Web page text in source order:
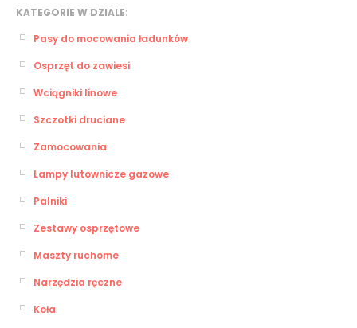
KATEGORIE W DZIALE:
Pasy do mocowania ładunków
Osprzęt do zawiesi
Wciągniki linowe
Szczotki druciane
Zamocowania
Lampy lutownicze gazowe
Palniki
Zestawy osprzętowe
Maszty ruchome
Narzędzia ręczne
Koła